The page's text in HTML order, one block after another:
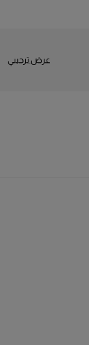
عرض ترحيبي